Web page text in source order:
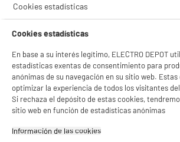
Cookies estadísticas
Cookies estadísticas
En base a su interés legítimo, ELECTRO DEPOT
estadísticas exentas de consentimiento para
anónimas de su navegación en su sitio web.
optimizar la experiencia de todos los visitantes
Si rechaza el depósito de estas cookies,
sitio web en función de estadísticas anónimas
Información de las cookies‎